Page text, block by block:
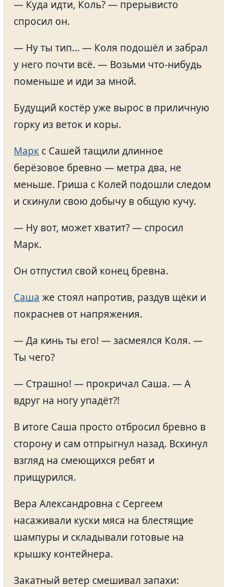
— Куда идти, Коль? — прерывисто
спросил он.
— Ну ты тип… — Коля подошёл и забрал
у него почти всё. — Возьми что-нибудь
поменьше и иди за мной.
Будущий костёр уже вырос в приличную
горку из веток и коры.
Марк с Сашей тащили длинное
берёзовое бревно — метра два, не
меньше. Гриша с Колей подошли следом
и скинули свою добычу в общую кучу.
— Ну вот, может хватит? — спросил
Марк.
Он отпустил свой конец бревна.
Саша же стоял напротив, раздув щёки и
покраснев от напряжения.
— Да кинь ты его! — засмеялся Коля. —
Ты чего?
— Страшно! — прокричал Саша. — А
вдруг на ногу упадёт?!
В итоге Саша просто отбросил бревно в
сторону и сам отпрыгнул назад. Вскинул
взгляд на смеющихся ребят и
прищурился.
Вера Александровна с Сергеем
насаживали куски мяса на блестящие
шампуры и складывали готовые на
крышку контейнера.
Закатный ветер смешивал запахи: